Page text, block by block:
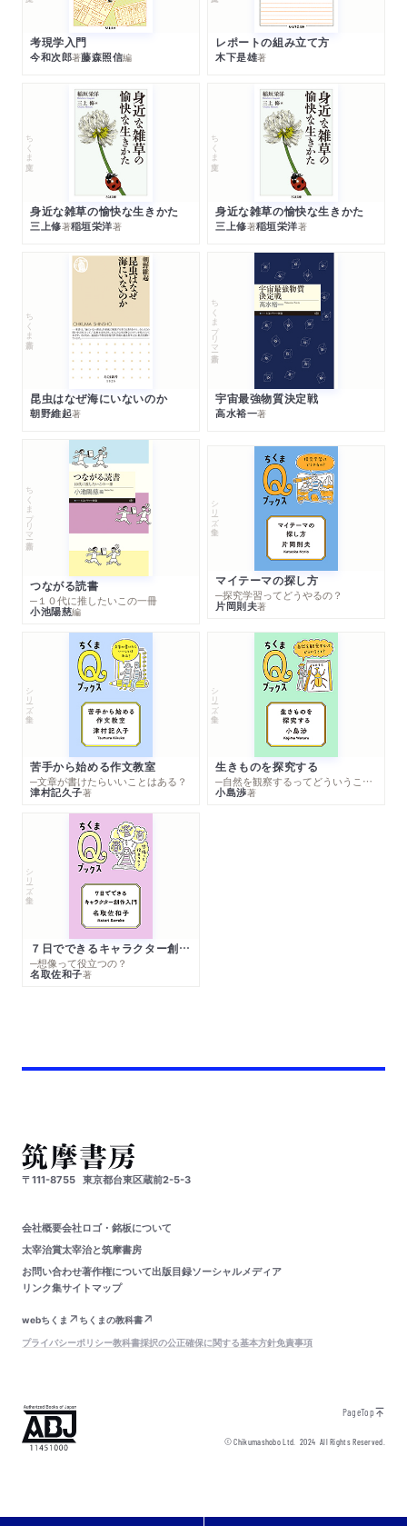
考現学入門
今和次郎著藤森照信編
レポートの組み立て方
木下是雄著
ちくま文庫
身近な雑草の愉快な生きかた
三上修著稲垣栄洋著
ちくま文庫
身近な雑草の愉快な生きかた
三上修著稲垣栄洋著
ちくま新書
昆虫はなぜ海にいないのか
朝野維起著
ちくまプリマー新書
宇宙最強物質決定戦
高水裕一著
ちくまプリマー新書
つながる読書
─１０代に推したいこの一冊
小池陽慈編
シリーズ・全集
マイテーマの探し方
─探究学習ってどうやるの？
片岡則夫著
シリーズ・全集
苦手から始める作文教室
─文章が書けたらいいことはある？
津村記久子著
シリーズ・全集
生きものを探究する
─自然を観察するってどういうこと？
小島渉著
シリーズ・全集
７日でできるキャラクター創作入門
─想像って役立つの？
名取佐和子著
〒111-8755 東京都台東区蔵前2-5-3
会社概要会社ロゴ・銘板について
太宰治賞太宰治と筑摩書房
お問い合わせ著作権について出版目録ソーシャルメディア
リンク集サイトマップ
webちくま
ちくまの教科書
プライバシーポリシー教科書採択の公正確保に関する基本方針免責事項
PageTop
© Chikumashobo Ltd.2024 All Rights Reserved.